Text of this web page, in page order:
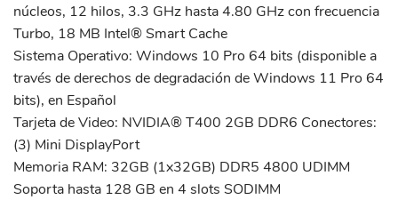
núcleos, 12 hilos, 3.3 GHz hasta 4.80 GHz con frecuencia
Turbo, 18 MB Intel® Smart Cache
Sistema Operativo: Windows 10 Pro 64 bits (disponible a
través de derechos de degradación de Windows 11 Pro 64
bits), en Español
Tarjeta de Video: NVIDIA® T400 2GB DDR6 Conectores:
(3) Mini DisplayPort
Memoria RAM: 32GB (1x32GB) DDR5 4800 UDIMM
Soporta hasta 128 GB en 4 slots SODIMM